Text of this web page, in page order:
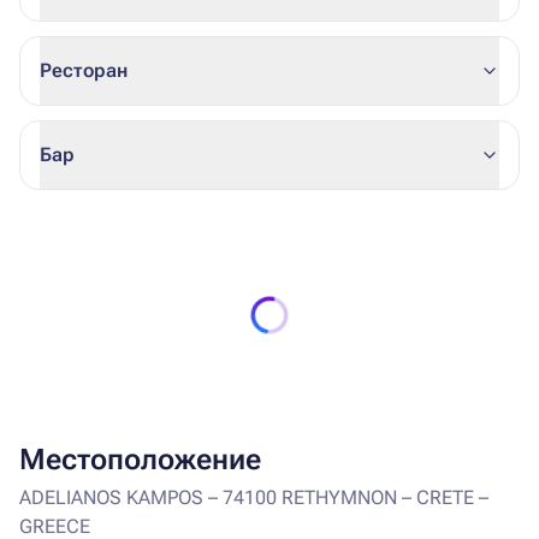
Ресторан
Бар
Местоположение
ADELIANOS KAMPOS – 74100 RETHYMNON – CRETE –
GREECE